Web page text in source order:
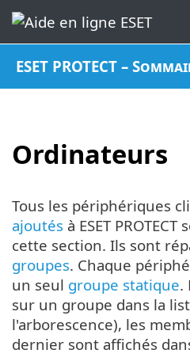
ESET PROTECT –
Ordinateurs
Tous les périphériques
ajoutés à ESET
cette section. Ils sont
groupes. Chaque
un seul groupe statique.
sur un groupe dans la
l'arborescence), les
dernier sont affichés